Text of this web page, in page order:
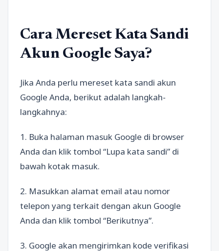
Cara Mereset Kata Sandi
Akun Google Saya?
Jika Anda perlu mereset kata sandi akun
Google Anda, berikut adalah langkah-
langkahnya:
1. Buka halaman masuk Google di browser
Anda dan klik tombol “Lupa kata sandi” di
bawah kotak masuk.
2. Masukkan alamat email atau nomor
telepon yang terkait dengan akun Google
Anda dan klik tombol “Berikutnya”.
3. Google akan mengirimkan kode verifikasi